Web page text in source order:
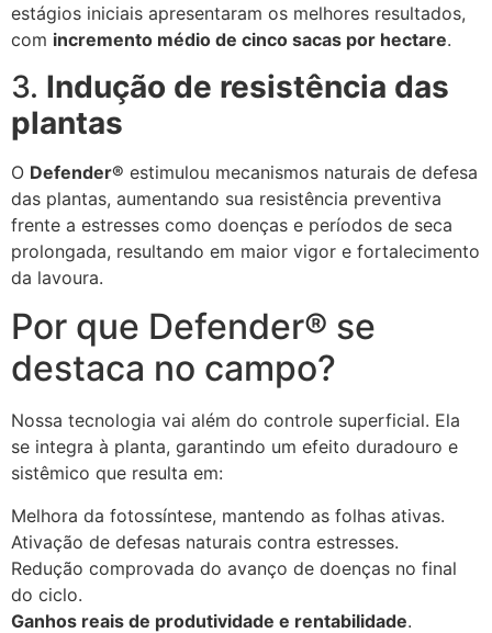
estágios iniciais apresentaram os melhores resultados,
com incremento médio de cinco sacas por hectare.
3. Indução de resistência das
plantas
O Defender® estimulou mecanismos naturais de defesa
das plantas, aumentando sua resistência preventiva
frente a estresses como doenças e períodos de seca
prolongada, resultando em maior vigor e fortalecimento
da lavoura.
Por que Defender® se
destaca no campo?
Nossa tecnologia vai além do controle superficial. Ela
se integra à planta, garantindo um efeito duradouro e
sistêmico que resulta em:
Melhora da fotossíntese, mantendo as folhas ativas.
Ativação de defesas naturais contra estresses.
Redução comprovada do avanço de doenças no final
do ciclo.
Ganhos reais de produtividade e rentabilidade.